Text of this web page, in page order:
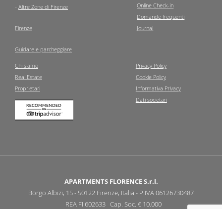
- Altre Zone di Firenze
Firenze
Guidare e parcheggiare
Online Check-in
Domande frequenti
Journal
Chi siamo
Real Estate
Proprietari
Privacy Policy
Cookie Policy
Informativa Privacy
Dati societari
APARTMENTS FLORENCE S.r.l.
Borgo Albizi, 15 - 50122 Firenze, Italia - P.IVA 06126730487
REA FI 602633 Cap. Soc. € 10.000